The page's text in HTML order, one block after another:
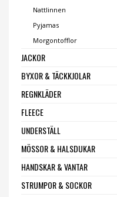
Nattlinnen
Pyjamas
Morgontofflor
JACKOR
BYXOR & TÄCKKJOLAR
REGNKLÄDER
FLEECE
UNDERSTÄLL
MÖSSOR & HALSDUKAR
HANDSKAR & VANTAR
STRUMPOR & SOCKOR